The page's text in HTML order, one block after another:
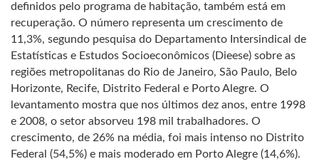
definidos pelo programa de habitação, também está em
recuperação. O número representa um crescimento de
11,3%, segundo pesquisa do Departamento Intersindical de
Estatísticas e Estudos Socioeconômicos (Dieese) sobre as
regiões metropolitanas do Rio de Janeiro, São Paulo, Belo
Horizonte, Recife, Distrito Federal e Porto Alegre. O
levantamento mostra que nos últimos dez anos, entre 1998
e 2008, o setor absorveu 198 mil trabalhadores. O
crescimento, de 26% na média, foi mais intenso no Distrito
Federal (54,5%) e mais moderado em Porto Alegre (14,6%).